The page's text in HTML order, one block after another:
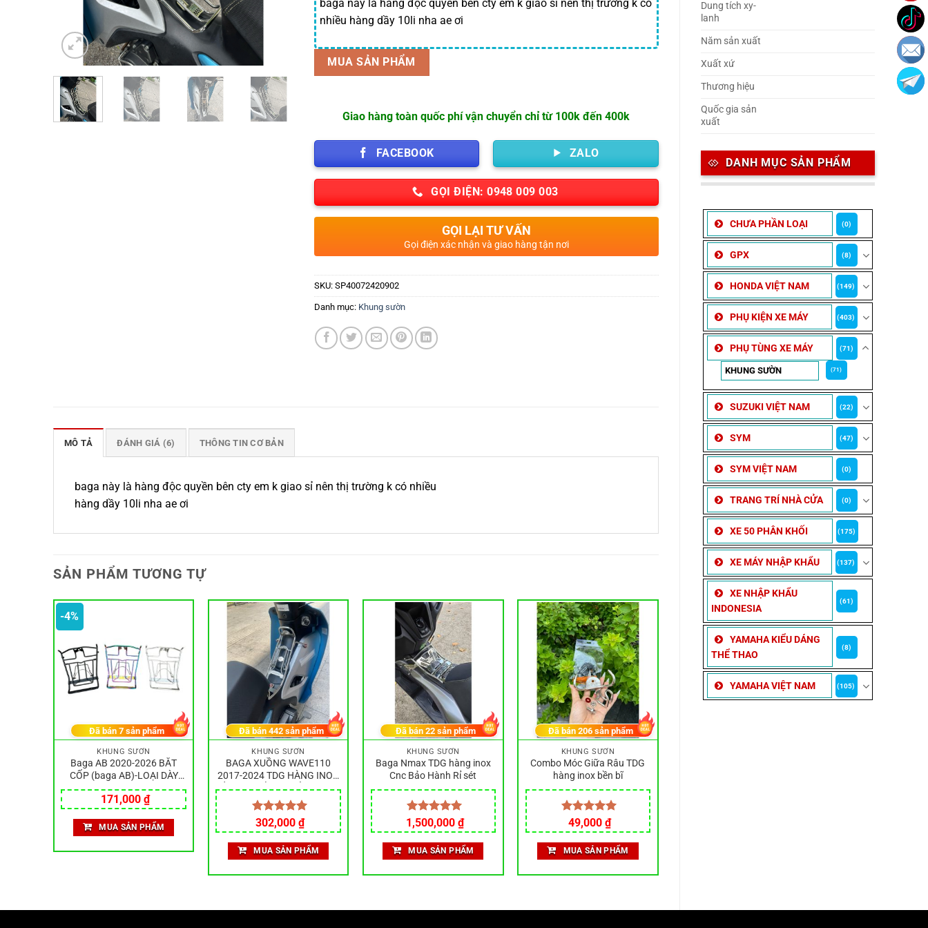
Dung tích xy-
lanh
Năm sản xuất
Xuất xứ
Thương hiệu
Quốc gia sản
xuất
DANH MỤC SẢN PHẨM
CHƯA PHẦN LOẠI (0)
GPX (8)
HONDA VIỆT NAM (149)
PHỤ KIỆN XE MÁY (403)
PHỤ TÙNG XE MÁY (71)
KHUNG SƯỜN (71)
SUZUKI VIỆT NAM (22)
SYM (47)
SYM VIỆT NAM (0)
TRANG TRÍ NHÀ CỬA (0)
XE 50 PHÂN KHỐI (175)
XE MÁY NHẬP KHẨU (137)
XE NHẬP KHẨU
INDONESIA
(61)
YAMAHA KIỂU DÁNG
THỂ THAO
(8)
YAMAHA VIỆT NAM (105)
baga này là hàng độc quyền bên cty em k giao sỉ nên thị trường k có
nhiều hàng dầy 10li nha ae ơi
MUA SẢN PHẨM
Giao hàng toàn quốc phí vận chuyển chỉ từ 100k đến 400k
FACEBOOK ZALO
GỌI ĐIỆN: 0948 009 003
GỌI LẠI TƯ VẤN
Gọi điện xác nhận và giao hàng tận nơi
SKU: SP40072420902
Danh mục: Khung sườn
MÔ TẢ ĐÁNH GIÁ (6) THÔNG TIN CƠ BẢN
baga này là hàng độc quyền bên cty em k giao sỉ nên thị trường k có nhiều
hàng dầy 10li nha ae ơi
SẢN PHẨM TƯƠNG TỰ
-4%
KHUNG SƯỜN
Baga AB 2020-2026 BẮT
CỐP (baga AB)-LOẠI DÀY
10LY- cao cấp inox304. Baga
Airblade 2020-2026
Giá
gốc
là:
179,000 ₫.
171,000₫Giá
hiện
tại
là:
171,000 ₫.
Đã bán 7sản phẩm
MUA SẢN PHẨM
KHUNG SƯỜN
BAGA XUỒNG WAVE110
2017-2024 TDG HÀNG INOX
DẦY 10LI BỀN BĨ BẢO HÀNG
RỈ SÉT
Được xếp
hạng5.00
5 sao
302,000₫
Đã bán 442sản phẩm
MUA SẢN PHẨM
KHUNG SƯỜN
Baga Nmax TDG hàng inox
Cnc Bảo Hành Rỉ sét
Được xếp
hạng5.00
5 sao
1,500,000 ₫
Đã bán22 sản phẩm
MUA SẢN PHẨM
KHUNG SƯỜN
Combo Móc Giữa Râu TDG
hàng inox bền bĩ
Được xếp
hạng5.00
5 sao
49,000 ₫
Đã bán206 sản phẩm
MUA SẢN PHẨM